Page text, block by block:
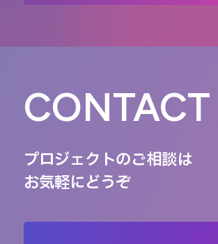
CONTACT
プロジェクトのご相談は
お気軽にどうぞ